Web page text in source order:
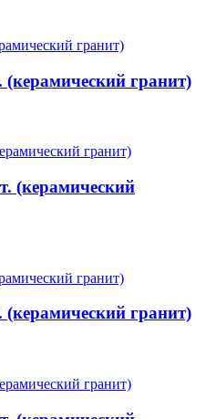
(керамический гранит)
(керамический
(керамический гранит)